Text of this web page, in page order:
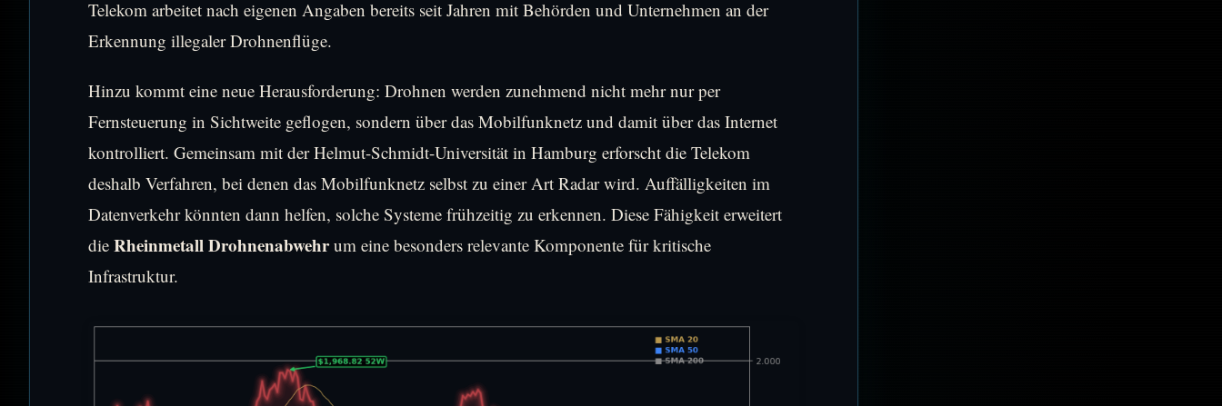
Telekom arbeitet nach eigenen Angaben bereits seit Jahren mit Behörden und Unternehmen an der
Erkennung illegaler Drohnenflüge.
Hinzu kommt eine neue Herausforderung: Drohnen werden zunehmend nicht mehr nur per
Fernsteuerung in Sichtweite geflogen, sondern über das Mobilfunknetz und damit über das Internet
kontrolliert. Gemeinsam mit der Helmut-Schmidt-Universität in Hamburg erforscht die Telekom
deshalb Verfahren, bei denen das Mobilfunknetz selbst zu einer Art Radar wird. Auffälligkeiten im
Datenverkehr könnten dann helfen, solche Systeme frühzeitig zu erkennen. Diese Fähigkeit erweitert
die Rheinmetall Drohnenabwehrum eine besonders relevante Komponente für kritische
Infrastruktur.